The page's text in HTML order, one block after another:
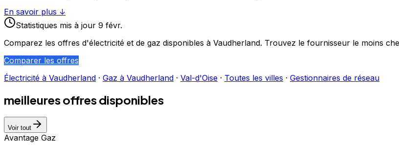
En savoir plus ↓
Statistiques mis à jour 9 févr.
Comparez les offres d'électricité et de gaz disponibles à Vaudherland. Trouvez le fournisseur le moins
Comparer les offres
Électricité à Vaudherland · Gaz à Vaudherland · Val-d'Oise · Toutes les villes · Gestionnaires de réseau
meilleures offres disponibles
Voir tout
Avantage Gaz